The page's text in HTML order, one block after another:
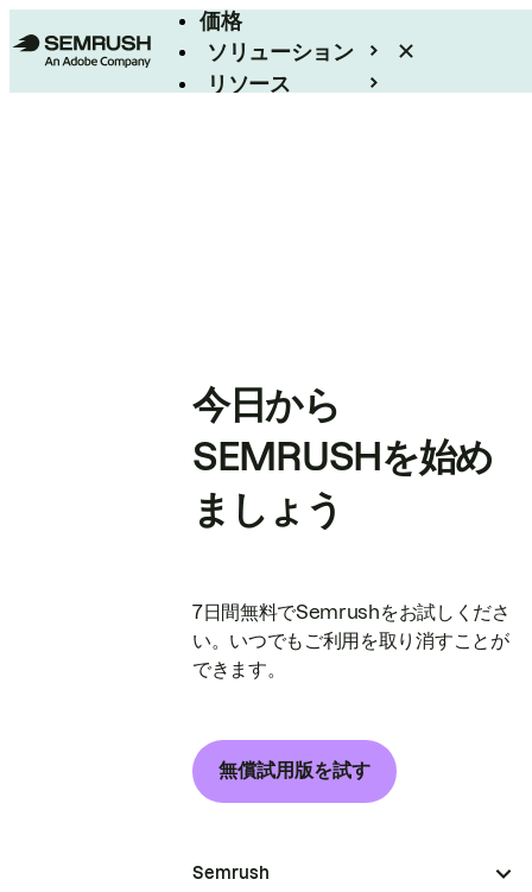
価格
ソリューション
リソース
今日から
SEMRUSHを始め
ましょう
7日間無料でSemrushをお試しくださ
い。いつでもご利用を取り消すことが
できます。
無償試用版を試す
Semrush